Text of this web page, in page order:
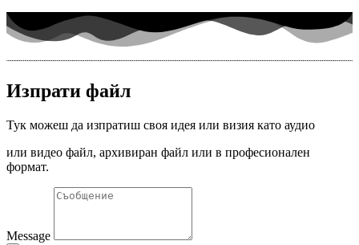
Изпрати файл
Тук можеш да изпратиш своя идея или визия като аудио
или видео файл, архивиран файл или в професионален
формат.
Message